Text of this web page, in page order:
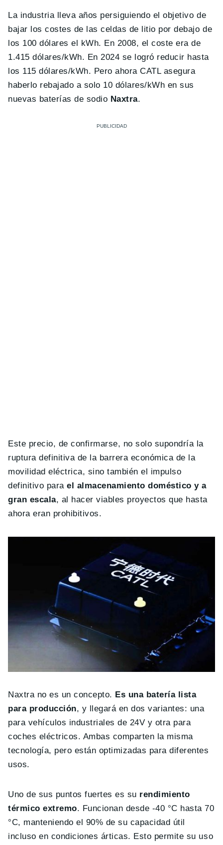
La industria lleva años persiguiendo el objetivo de
bajar los costes de las celdas de litio por debajo de
los 100 dólares el kWh. En 2008, el coste era de
1.415 dólares/kWh. En 2024 se logró reducir hasta
los 115 dólares/kWh. Pero ahora CATL asegura
haberlo rebajado a solo 10 dólares/kWh en sus
nuevas baterías de sodio Naxtra.
Este precio, de confirmarse, no solo supondría la
ruptura definitiva de la barrera económica de la
movilidad eléctrica, sino también el impulso
definitivo parael almacenamiento doméstico y a
gran escala, al hacer viables proyectos que hasta
ahora eran prohibitivos.
Naxtra no es un concepto. Es una batería lista
para producción, y llegará en dos variantes: una
para vehículos industriales de 24V y otra para
coches eléctricos. Ambas comparten la misma
tecnología, pero están optimizadas para diferentes
usos.
Uno de sus puntos fuertes es su rendimiento
térmico extremo. Funcionan desde -40 °C hasta 70
°C, manteniendo el 90% de su capacidad útil
incluso en condiciones árticas. Esto permite su uso